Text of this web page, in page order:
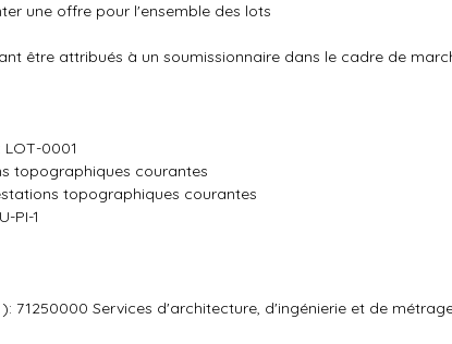
une offre pour l'ensemble des lots
être attribués à un soumissionnaire dans le cadre de
0001
topographiques courantes
topographiques courantes
PI-1
71250000 Services d'architecture, d'ingénierie et de